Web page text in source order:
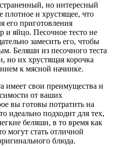
но интересный
плотное и хрустящее, что
его приготовления
и яйцо. Песочное тесто не
замесить его, чтобы
Беляши из песочного теста
но их хрустящая корочка
к мясной начинке.
имеет свои преимущества и
от ваших
вы готовы потратить на
идеально подходит для тех,
беляши, в то время как
могут стать отличной
блюда.